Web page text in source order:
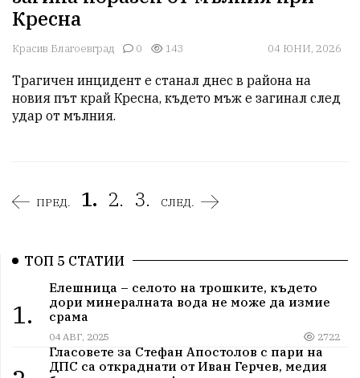
Кресна
Красив Благоевград 0 143 04 ЮНИ, 2026
Трагичен инцидент е станал днес в района на
новия път край Кресна, където мъж е загинал след
удар от мълния.
ПРЕД. 1. 2. 3. СЛЕД.
ТОП 5 СТАТИИ
1.
Елешница – селото на трошките, където
дори минералната вода не може да измие
срама
04 АВГ, 2025 2722
Гласовете за Стефан Апостолов с пари на
ДПС са откраднати от Иван Герчев, медия